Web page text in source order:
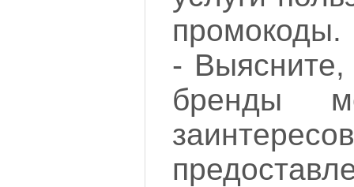
промокоды.
- Выясните,
бренды